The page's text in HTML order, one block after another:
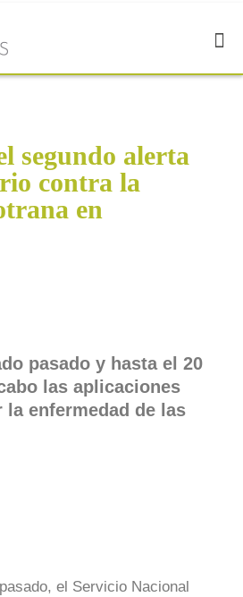
segundo alerta
contra la
en
pasado y hasta el 20
las aplicaciones
la enfermedad de las
el Servicio Nacional